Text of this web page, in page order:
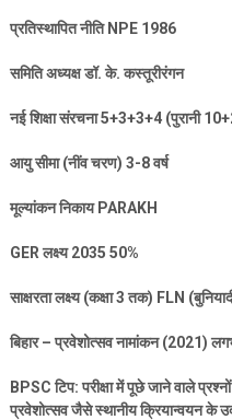
प्रतिस्थापित नीति NPE 1986
समिति अध्यक्ष डॉ. के. कस्तूरीरंगन
नई शिक्षा संरचना5+3+3+4 (पुरानी
आयु सीमा (नींव चरण) 3-8वर्ष
मूल्यांकन निकाय PARAKH
GERलक्ष्य2035 50%
साक्षरता लक्ष्य (कक्षा3तक) FLN (
बिहार – प्रवेशोत्सव नामांकन (2021)
BPSCटिप: परीक्षा में पूछे जाने वाले
प्रवेशोत्सव जैसे स्थानीय क्रियान्वयन के